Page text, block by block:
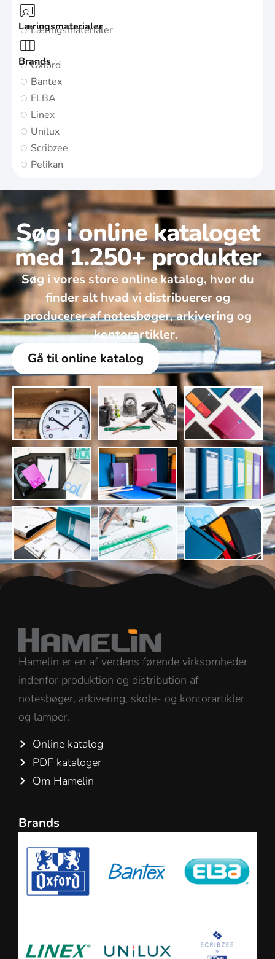
Læringsmaterialer
Læringsmaterialer
Brands
Oxford
Bantex
ELBA
Linex
Unilux
Scribzee
Pelikan
Søg i online kataloget
med 1.250+ produkter
Søg i vores store online katalog, hvor du
finder alt hvad vi distribuerer og
producerer af notesbøger, arkivering og
kontorartikler. ​
Gå til online katalog
Hamelin er en af verdens førende virksomheder
indenfor produktion og distribution af
notesbøger, arkivering, skole- og kontorartikler
og lamper.
Online katalog
PDF kataloger
Om Hamelin
Brands